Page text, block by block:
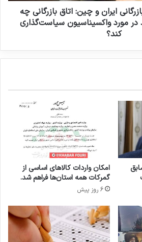
ایران و چین: اتاق بازرگانی چه
در مورد واکسیناسیون سیاست‌گذاری
کند؟
امکان واردات کالاهای اساسی از
گمرکات همه استان‌ها فراهم شد.
6 روز پیش